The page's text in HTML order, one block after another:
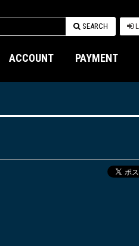
SEARCH
ACCOUNT PAYMENT